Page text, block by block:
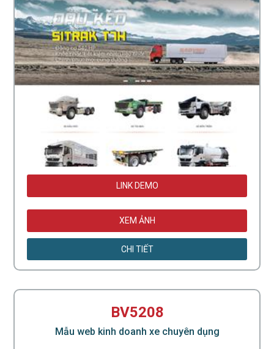
LINK DEMO
XEM ẢNH
CHI TIẾT
BV5208
Mẫu web kinh doanh xe chuyên dụng